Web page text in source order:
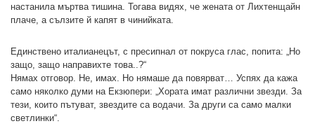
настанила мъртва тишина. Тогава видях, че жената от Лихтенщайн
плаче, а сълзите й капят в чинийката.
Единствено италианецът, с пресипнал от покруса глас, попита: „Но
защо, защо направихте това..?“
Нямах отговор. Не, имах. Но нямаше да повярват… Успях да кажа
само няколко думи на Екзюпери: „Хората имат различни звезди. За
тези, които пътуват, звездите са водачи. За други са само малки
светлинки“.